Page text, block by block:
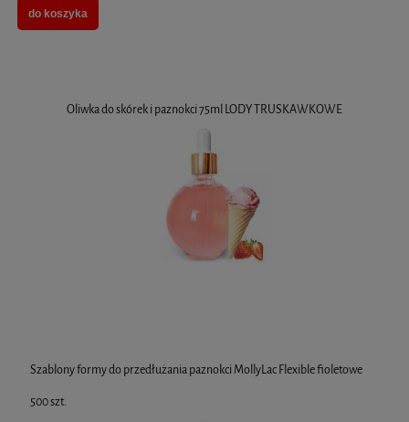
do koszyka
Oliwka do skórek i paznokci 75ml LODY TRUSKAWKOWE
Szablony formy do przedłużania paznokci MollyLac Flexible fioletowe
500 szt.